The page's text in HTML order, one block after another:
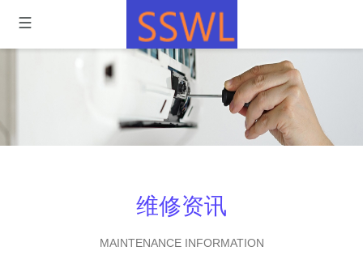
维修资讯
MAINTENANCE INFORMATION